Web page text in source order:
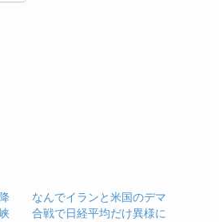
なんでイランと米国のデマ
合戦で日経平均だけ異様に